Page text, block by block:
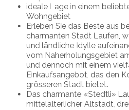
ideale Lage in einem
Wohngebiet
Erleben Sie das Beste aus
charmanten Stadt Laufen,
und ländliche Idylle
vom Naherholungsgebiet
und dennoch mit einem
Einkaufsangebot, das den
grösseren Stadt bietet.
Das charmante «Stedtli»
mittelalterlicher Altstadt,